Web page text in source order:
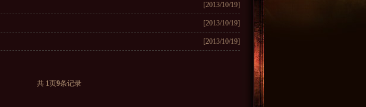
[2013/10/19]
[2013/10/19]
[2013/10/19]
共 1页9条记录